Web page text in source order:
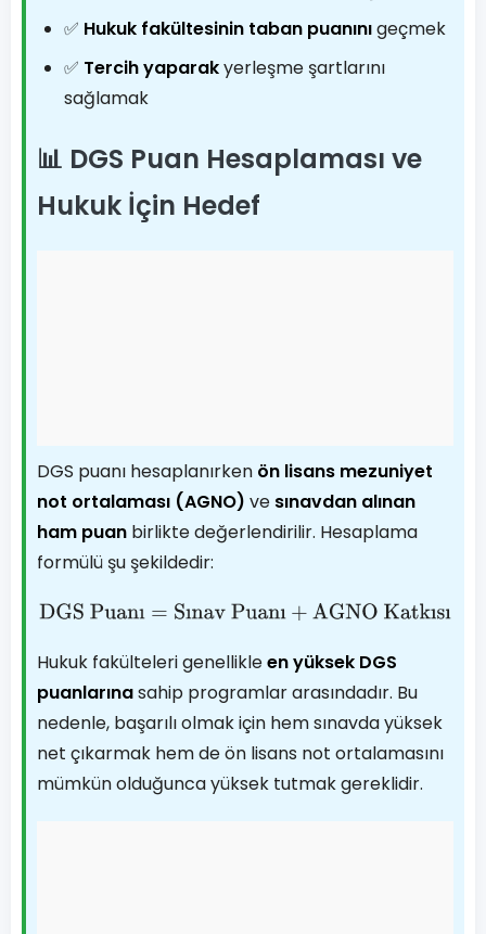
✅ Hukuk fakültesinin taban puanınıgeçmek
✅ Tercih yaparakyerleşme şartlarını
sağlamak
📊 DGS Puan Hesaplaması ve
Hukuk İçin Hedef
DGS puanı hesaplanırken ön lisans mezuniyet
not ortalaması (AGNO) ve sınavdan alınan
ham puan birlikte değerlendirilir. Hesaplama
formülü şu şekildedir:
DGS Puanı =Sınav Puanı+AGNO Katkısı
Hukuk fakülteleri genellikleen yüksek DGS
puanlarınasahip programlar arasındadır. Bu
nedenle, başarılı olmak için hem sınavda yüksek
net çıkarmak hem de ön lisans not ortalamasını
mümkün olduğunca yüksek tutmak gereklidir.